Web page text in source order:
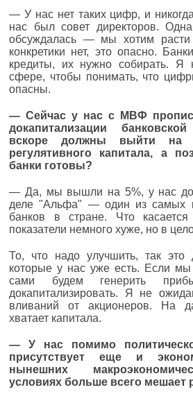
— У нас нет таких цифр, и
нас был совет директоров.
обсуждалась — мы хотим
конкретики нет, это опасно.
кредиты, их нужно собирать. Я
сфере, чтобы понимать, что
опасны.
— Сейчас у нас с МВФ
докапитализации
вскоре должны выйти на
регулятивного капитала, а
банки готовы?
— Да, мы вышли на 5%, у нас
деле "Альфа" — один из самых
банков в стране. Что касается
показатели немного хуже, но в
То, что надо улучшить, так это
которые у нас уже есть. Если
сами будем генерить
докапитализировать. Я не
вливаний от акционеров. На
хватает капитала.
— У нас помимо
присутствует еще и
нынешних
условиях больше всего мешает